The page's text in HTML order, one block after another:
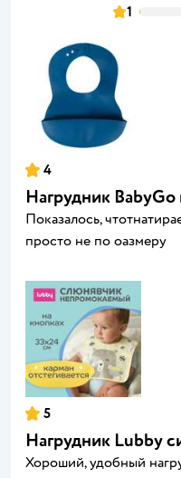
1
4
Нагрудник BabyGo
Показалось,
просто не по оазмеру
5
Нагрудник Lubby
Хороший, удобный